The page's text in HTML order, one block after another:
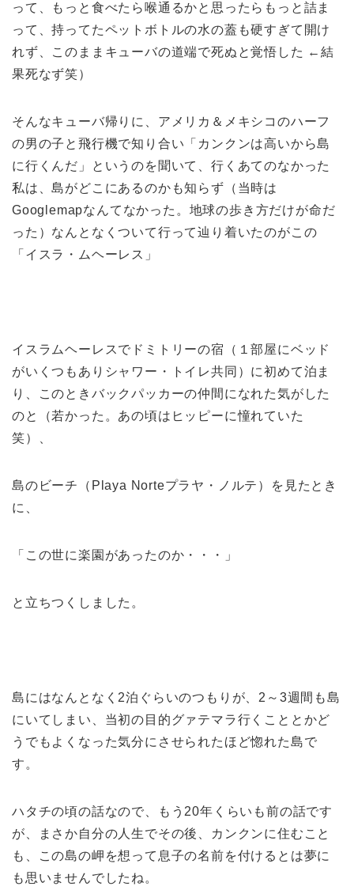
って、もっと食べたら喉通るかと思ったらもっと詰ま
って、持ってたペットボトルの水の蓋も硬すぎて開け
れず、このままキューバの道端で死ぬと覚悟した ←結
果死なず笑）
そんなキューバ帰りに、アメリカ＆メキシコのハーフ
の男の子と飛行機で知り合い「カンクンは高いから島
に行くんだ」というのを聞いて、行くあてのなかった
私は、島がどこにあるのかも知らず（当時は
Googlemapなんてなかった。地球の歩き方だけが命だ
った）なんとなくついて行って辿り着いたのがこの
「イスラ・ムヘーレス」
イスラムヘーレスでドミトリーの宿（１部屋にベッド
がいくつもありシャワー・トイレ共同）に初めて泊ま
り、このときバックパッカーの仲間になれた気がした
のと（若かった。あの頃はヒッピーに憧れていた
笑）、
島のビーチ（Playa Norteプラヤ・ノルテ）を見たとき
に、
「この世に楽園があったのか・・・」
と立ちつくしました。
島にはなんとなく2泊ぐらいのつもりが、2～3週間も島
にいてしまい、当初の目的グァテマラ行くこととかど
うでもよくなった気分にさせられたほど惚れた島で
す。
ハタチの頃の話なので、もう20年くらいも前の話です
が、まさか自分の人生でその後、カンクンに住むこと
も、この島の岬を想って息子の名前を付けるとは夢に
も思いませんでしたね。